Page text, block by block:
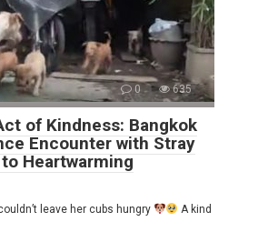
0 635
of Kindness: Bangkok
Encounter with Stray
Heartwarming
leave her cubs hungry
A kind